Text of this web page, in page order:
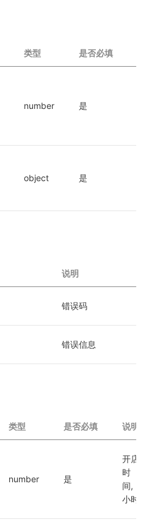
类型 是否必填
number 是
object 是
说明
错误码
错误信息
类型 是否必填 说明
number 是
开店
时
间,
小时